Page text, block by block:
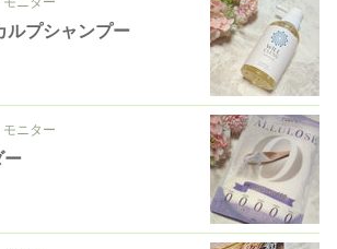
プシャンプー
モニター
ー